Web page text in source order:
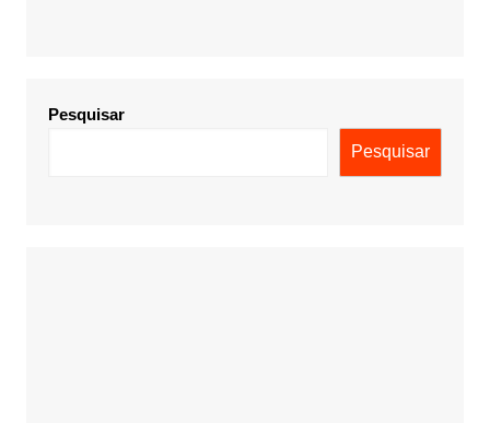
Pesquisar
Pesquisar